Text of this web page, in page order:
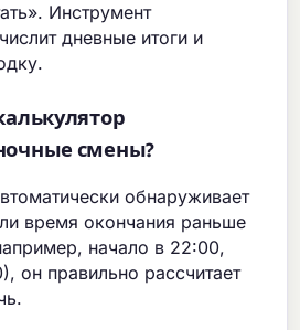
Инструмент
дневные итоги и
смены?
обнаруживает
время окончания раньше
начало в 22:00,
он правильно рассчитает